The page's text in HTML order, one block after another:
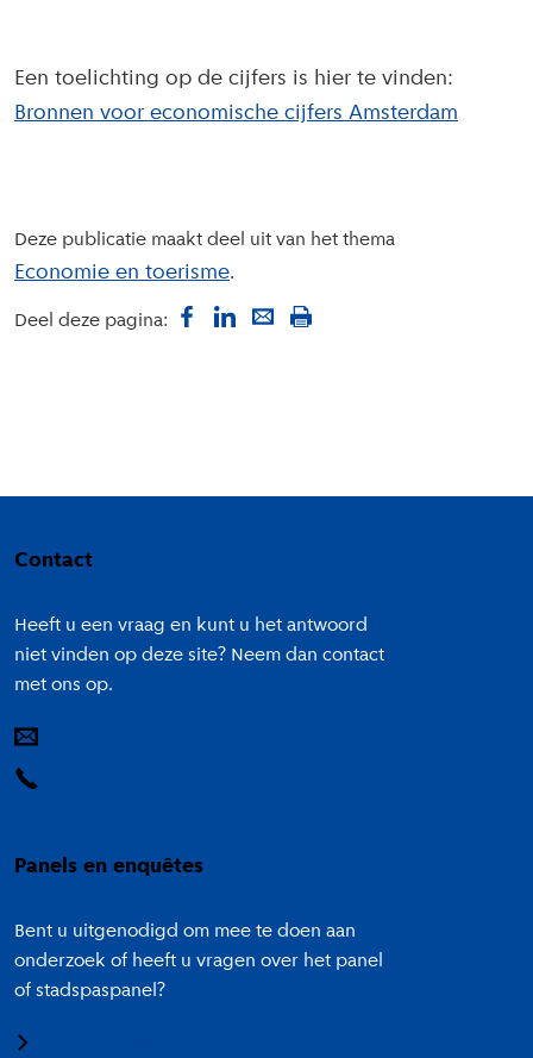
Een toelichting op de cijfers is hier te vinden:
Bronnen voor economische cijfers Amsterdam
Deze publicatie maakt deel uit van het thema
Economie en toerisme
Deel deze pagina:
Contact
Heeft u een vraag en kunt u het antwoord
niet vinden op deze site? Neem dan contact
met ons op.
Panels en enquêtes
Bent u uitgenodigd om mee te doen aan
onderzoek of heeft u vragen over het panel
of stadspaspanel?